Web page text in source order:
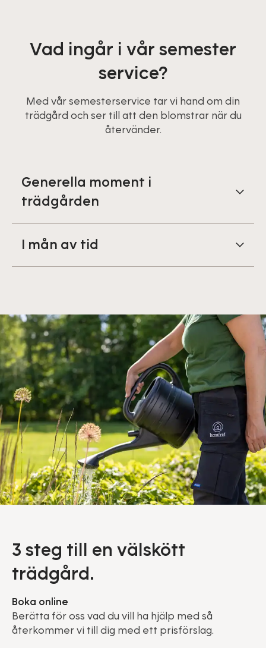
Vad ingår i vår semester
service?
Med vår semesterservice tar vi hand om din
trädgård och ser till att den blomstrar när du
återvänder.
Generella moment i
trädgården
I mån av tid
3 steg till en välskött
trädgård.
Boka online
Berätta för oss vad du vill ha hjälp med så
återkommer vi till dig med ett prisförslag.